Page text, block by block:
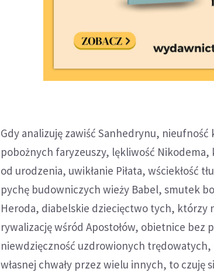
Gdy analizuję zawiść Sanhedrynu, nieufność
pobożnych faryzeuszy, lękliwość
od urodzenia, uwikłanie Piłata, wściekłość
pychę budowniczych wieży Babel, smutek
Heroda, diabelskie dziecięctwo tych, którzy
rywalizację wśród Apostołów, obietnice bez
niewdzięczność uzdrowionych
własnej chwały przez wielu innych, to czuję